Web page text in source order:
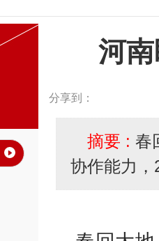
河
分享到：
摘要 : 春
协作能力